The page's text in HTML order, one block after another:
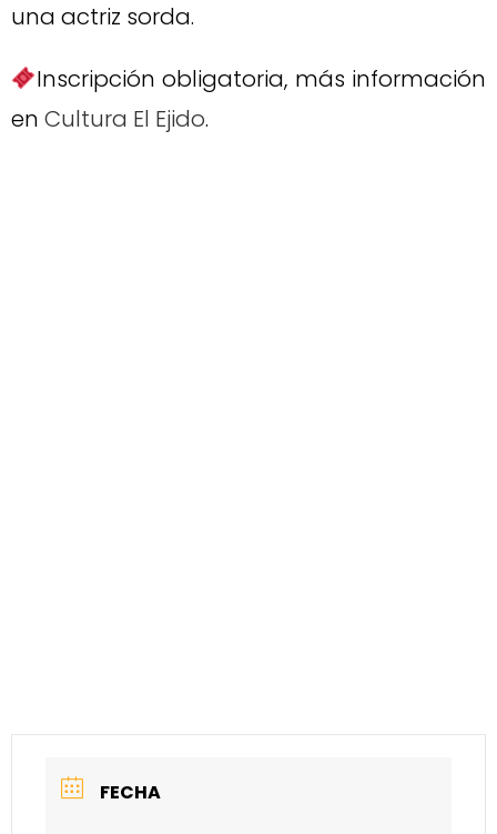
una actriz sorda.
Inscripción obligatoria, más información
en Cultura El Ejido.
FECHA